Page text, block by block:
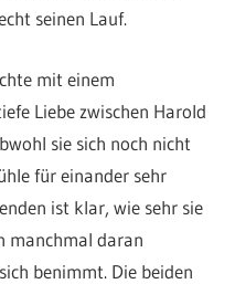
seinen Lauf.
mit einem
Liebe zwischen Harold
sie sich noch nicht
für einander sehr
ist klar, wie sehr sie
manchmal daran
benimmt. Die beiden